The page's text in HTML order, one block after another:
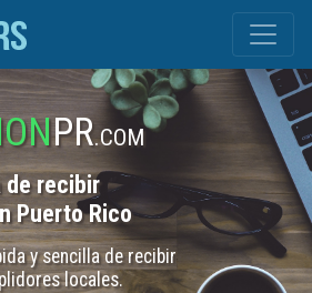
PR.COM
de recibir
Puerto Rico
y sencilla de recibir
locales.